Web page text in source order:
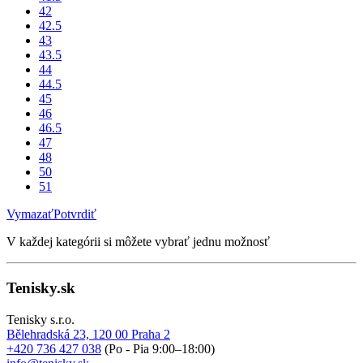
42
42.5
43
43.5
44
44.5
45
46
46.5
47
48
50
51
VymazaťPotvrdiť
V každej kategórii si môžete vybrať jednu možnosť
Tenisky.sk
Tenisky s.r.o.
Bělehradská 23, 120 00 Praha 2
+420 736 427 038 (Po - Pia 9:00–18:00)